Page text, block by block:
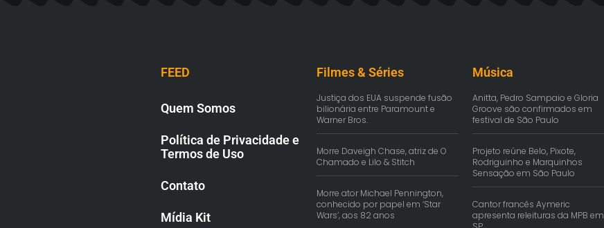
FEED
Quem Somos
Política de Privacidade e
Termos de Uso
Contato
Mídia Kit
Filmes & Séries
Justiça dos EUA suspende fusão
bilionária entre Paramount e
Warner Bros.
Morre Daveigh Chase, atriz de O
Chamado e Lilo & Stitch
Morre ator Michael Pennington,
conhecido por papel em ‘Star
Wars’, aos 82 anos
Música
Anitta, Pedro Sampaio e Gloria
Groove são confirmados em
festival de São Paulo
Projeto reúne Belo, Pixote,
Rodriguinho e Marquinhos
Sensação em São Paulo
Cantor francês Aymeric
apresenta releituras da MPB em